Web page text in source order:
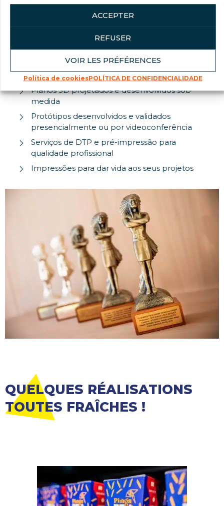
ACCEPTER
REFUSER
VOIR LES PRÉFÉRENCES
Política de cookiesPOLÍTICA DE CONFIDENCIALIDADE
Um moodboard para definir conceitos e
Criações gráficas originais
Escolha de materiais e estudos de viabilidade
Planos 3D projetados e desenvolvidos sob
medida
Protótipos desenvolvidos e validados
presencialmente ou por videoconferência
Serviços de DTP e pré-impressão para
qualidade profissional
Impressões para dar vida aos seus projetos
QUELQUES RÉALISATIONS
TOUTES FRAÎCHES !